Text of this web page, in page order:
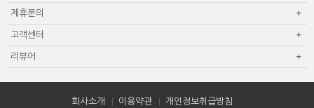
제휴문의
고객센터
리뷰어
회사소개 이용약관 개인정보취급방침